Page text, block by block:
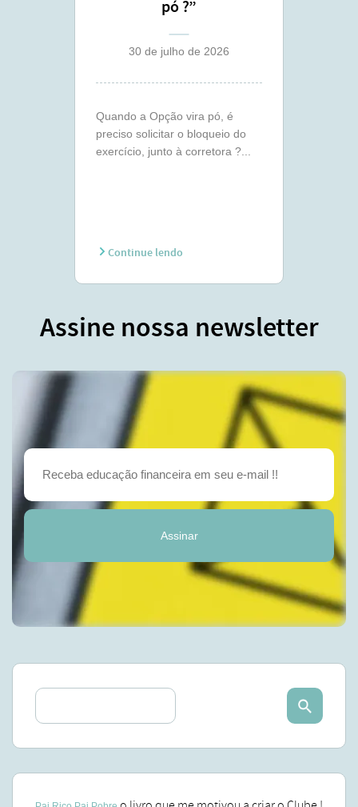
pó ?”
30 de julho de 2026
Quando a Opção vira pó, é
preciso solicitar o bloqueio do
exercício, junto à corretora ?...
Continue lendo
Assine nossa newsletter
Assinar